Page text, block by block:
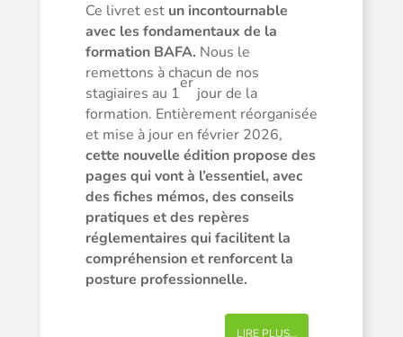
Ce livret est un incontournable
avec les fondamentaux de la
formation BAFA. Nous le
remettons à chacun de nos
stagiaires au 1
er
jour de la
formation. Entièrement réorganisée
et mise à jour en février 2026,
cette nouvelle édition propose des
pages qui vont à l’essentiel, avec
des fiches mémos, des conseils
pratiques et des repères
réglementaires qui facilitent la
compréhension et renforcent la
posture professionnelle.
LIRE PLUS…